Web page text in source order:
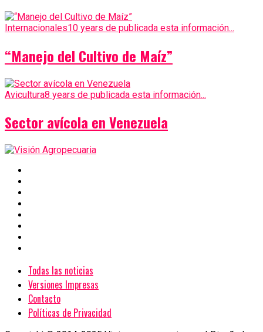
Internacionales10 years de publicada esta información...
“Manejo del Cultivo de Maíz”
Avicultura8 years de publicada esta información...
Sector avícola en Venezuela
Todas las noticias
Versiones Impresas
Contacto
Políticas de Privacidad